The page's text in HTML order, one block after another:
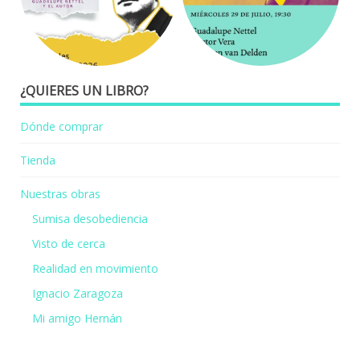
¿QUIERES UN LIBRO?
Dónde comprar
Tienda
Nuestras obras
Sumisa desobediencia
Visto de cerca
Realidad en movimiento
Ignacio Zaragoza
Mi amigo Hernán